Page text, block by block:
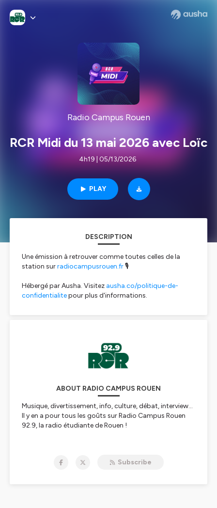
Radio Campus Rouen
RCR Midi du 13 mai 2026 avec Loïc
4h19 | 05/13/2026
PLAY
DESCRIPTION
Une émission à retrouver comme toutes celles de la
station surradiocampusrouen.fr🎙️
Hébergé par Ausha. Visitez ausha.co/politique-de-
confidentialitepour plus d'informations.
ABOUT RADIO CAMPUS ROUEN
Musique, divertissement, info, culture, débat, interview…
Il y en a pour tous les goûts sur Radio Campus Rouen
92.9, la radio étudiante de Rouen !
Subscribe